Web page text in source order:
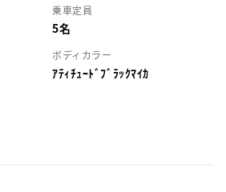
乗車定員
5名
ボディカラー
ｱﾃｨﾁｭｰﾄﾞﾌﾞﾗｯｸﾏｲｶ